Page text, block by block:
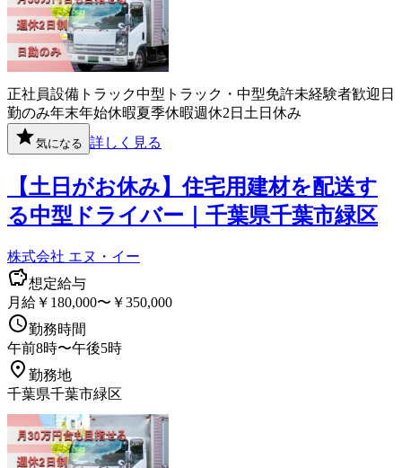
正社員設備 トラック中型トラック・中型免許未経験者歓迎 日
勤のみ年末年始休暇夏季休暇週休2日 土日休み
気になる 詳しく見る
【土日がお休み】住宅用建材を配送す
る中型ドライバー｜千葉県千葉市緑区
株式会社 エヌ・イー
想定給与
月給￥180,000〜￥350,000
勤務時間
午前8時〜午後5時
勤務地
千葉県千葉市緑区